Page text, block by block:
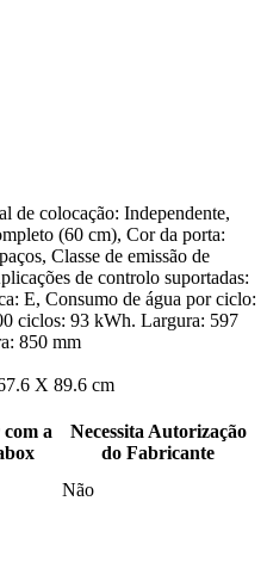
de colocação: Independente,
(60 cm), Cor da porta:
Classe de emissão de
de controlo suportadas:
E, Consumo de água por ciclo:
ciclos: 93 kWh. Largura: 597
850 mm
X 89.6 cm
a
Necessita Autorização
do Fabricante
Não